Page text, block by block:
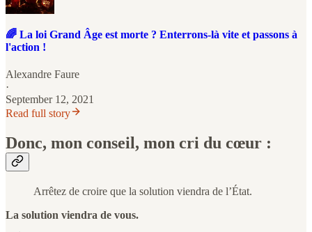
🌈 La loi Grand Âge est morte ? Enterrons-là vite et passons à
l'action !
Alexandre Faure
·
September 12, 2021
Read full story
Donc, mon conseil, mon cri du cœur :
Arrêtez de croire que la solution viendra de l’État.
La solution viendra de vous.